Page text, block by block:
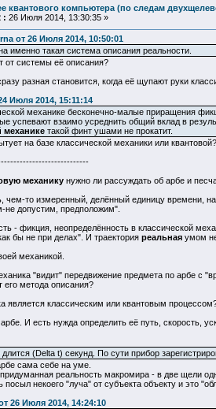
квантового компьютера (по следам
: 26 Июля 2014, 13:30:35 »
от 26 Июля 2014, 10:50:01
именно такая система описания реальности.
от системы её описания?
разная становится, когда её щупают руки
Июля 2014, 15:11:14
механике бесконечно-малые приращения
успевают взаимо усреднить общий вклад в
механике такой финт ушами не прокатит.
на базе классической механики или квантовой?
механикунужно ли рассуждать об арбе и
чем-то измеренный, делённый единицу времени,
не допустим, предположим".
- фикция, неопределённость в классической
бы не при делах". И траектория реальная умом
механикой.
"видит" передвижение предмета по арбе с
его метода описания?
является классическим или квантовым
И есть нужда определить её путь, скорость,
длится (Delta t) секунд. По сути прибор
сама себе на уме.
реальность макромира - в две щели
посыл некоего "луча" от субъекта объекту и это
26 Июля 2014, 14:24:10